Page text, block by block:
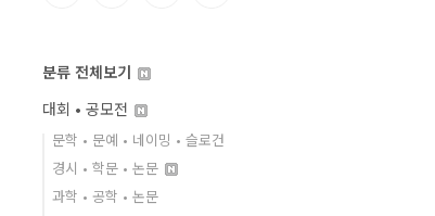
분류 전체보기
대회 • 공모전
문학 • 문예 • 네이밍 • 슬로건
경시 • 학문 • 논문
과학 • 공학 • 논문